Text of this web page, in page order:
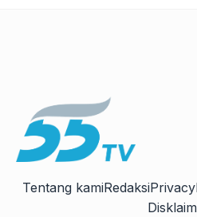
Tentang kamiRedaksiPrivacy